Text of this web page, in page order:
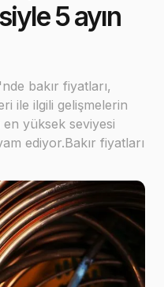
5 ayın
bakır fiyatları,
ile ilgili gelişmelerin
en yüksek seviyesi
ediyor.Bakır fiyatları